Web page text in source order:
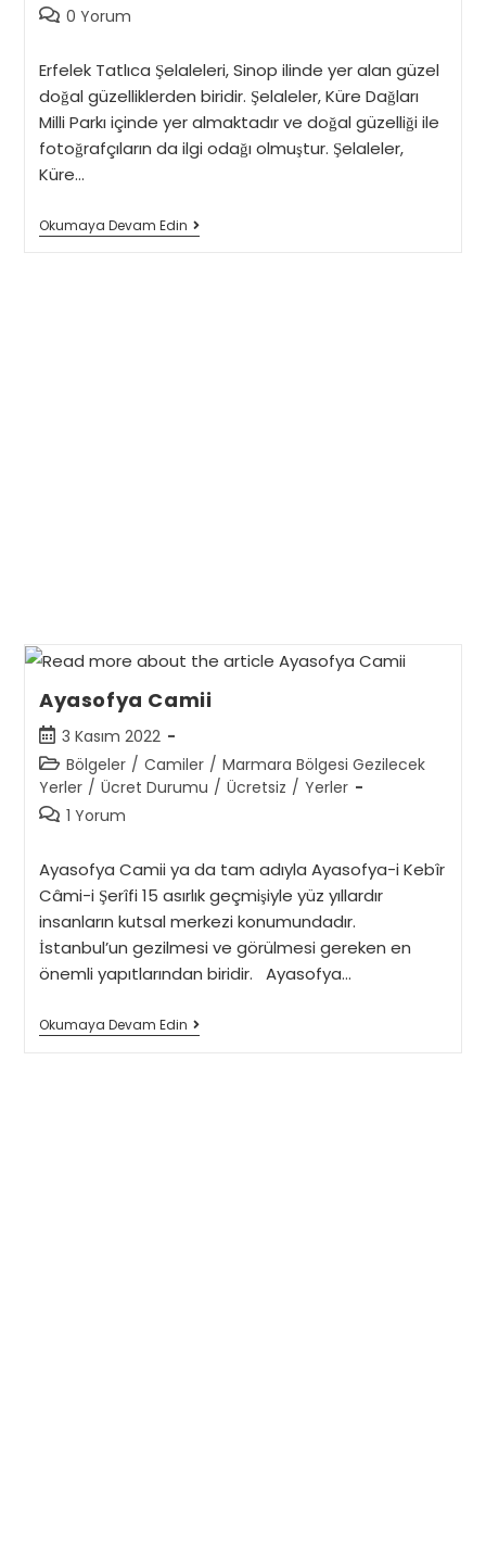
Post0 Yorum
Erfelek Tatlıca Şelaleleri, Sinop ilinde yer alan güzel
doğal güzelliklerden biridir. Şelaleler, Küre Dağları
Milli Parkı içinde yer almaktadır ve doğal güzelliği ile
fotoğrafçıların da ilgi odağı olmuştur. Şelaleler,
Küre…
Okumaya Devam EdinErfelek
Tatlıca
Ayasofya Camii
Post
published:
3 Kasım 2022
Post
category:
Bölgeler / Camiler / Marmara Bölgesi Gezilecek
Yerler / Ücret Durumu / Ücretsiz / Yerler
Post1 Yorum
Ayasofya Camii ya da tam adıyla Ayasofya-i Kebîr
Câmi-i Şerîfi 15 asırlık geçmişiyle yüz yıllardır
insanların kutsal merkezi konumundadır.
İstanbul’un gezilmesi ve görülmesi gereken en
önemli yapıtlarından biridir. Ayasofya…
Okumaya Devam EdinAyasofya
Camii